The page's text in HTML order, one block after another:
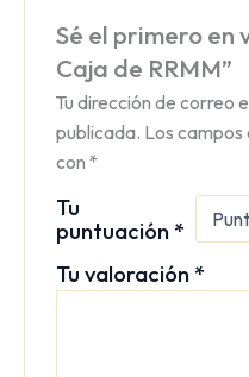
Sé el primero en
Caja de RRMM”
Tu dirección de correo
publicada. Los
con *
Tu
puntuación *
Tu valoración *